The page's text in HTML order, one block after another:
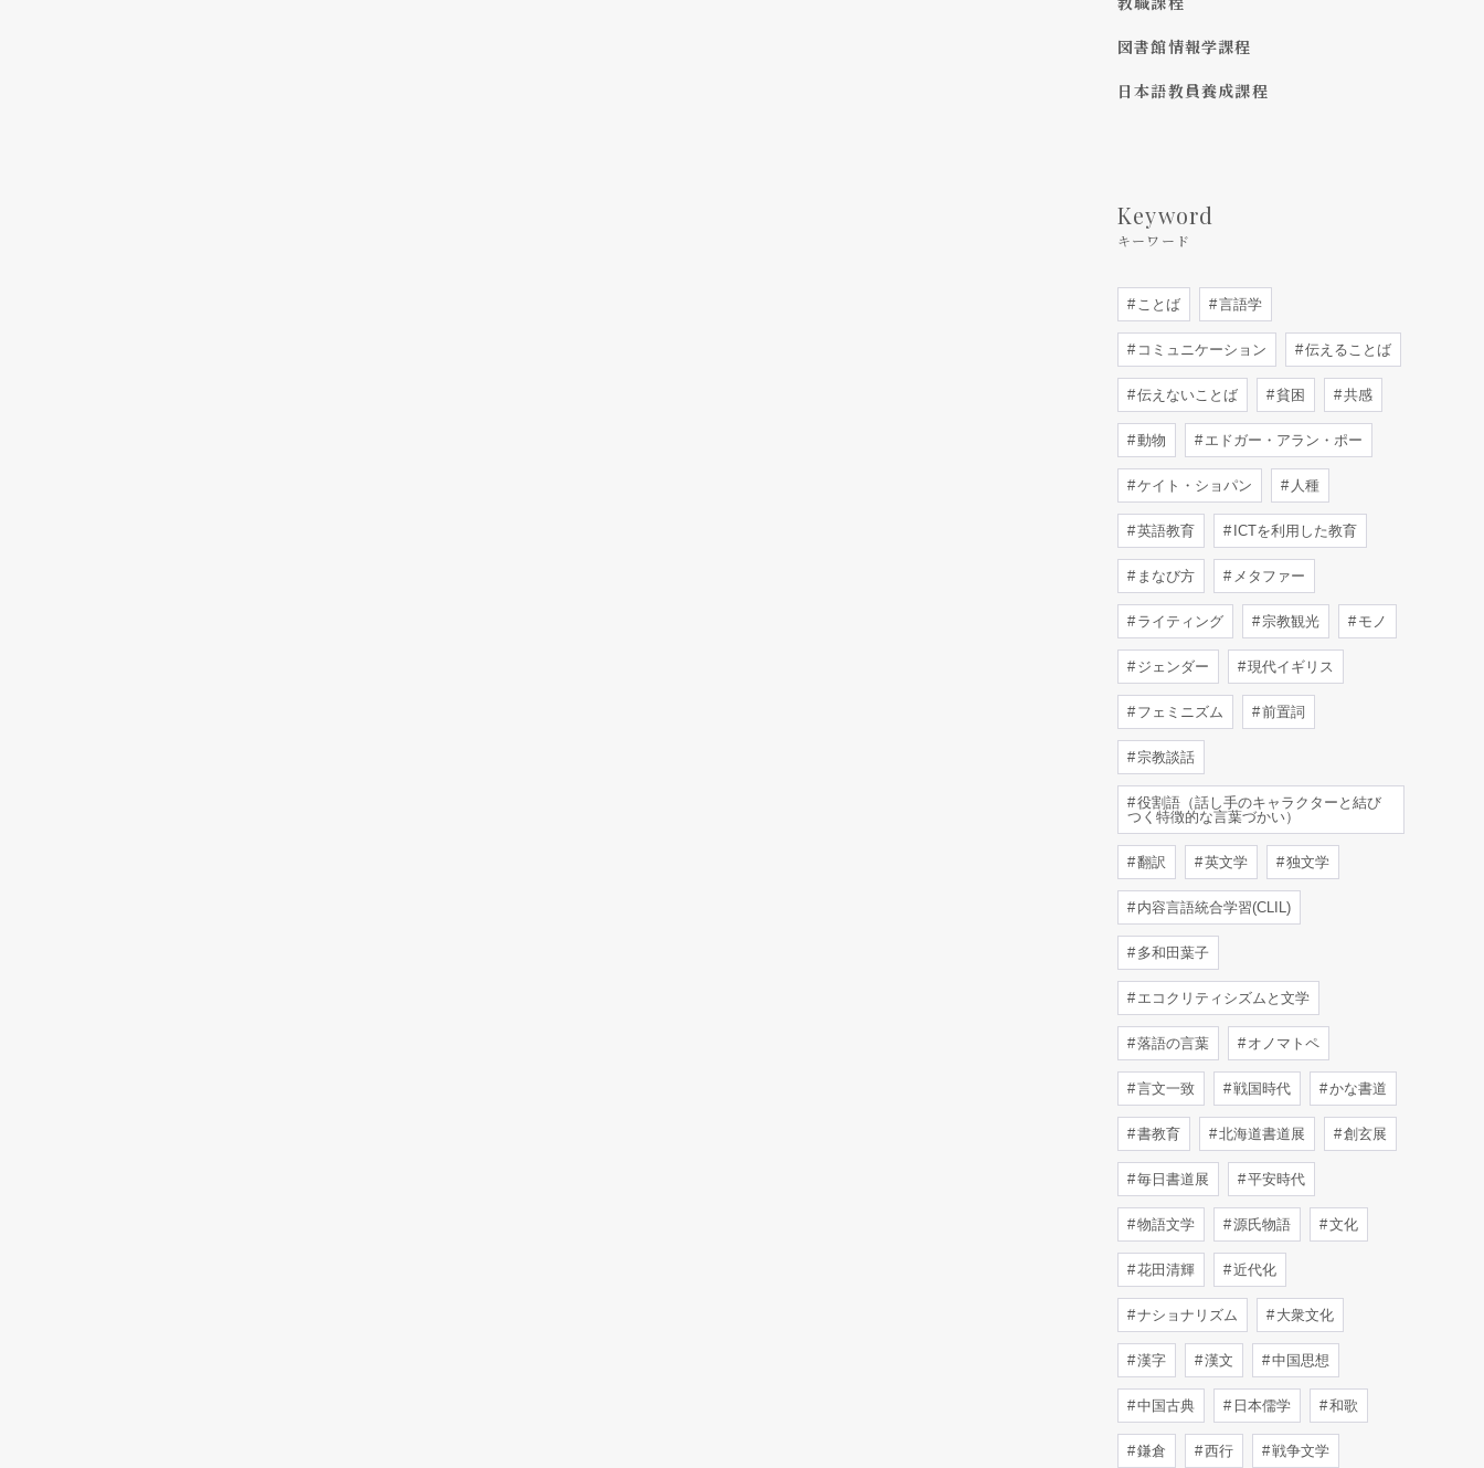
図書館情報学課程
日本語教員養成課程
Keyword
キーワード
ことば 言語学
コミュニケーション 伝えることば
伝えないことば 貧困 共感
動物 エドガー・アラン・ポー
ケイト・ショパン 人種
英語教育 ICTを利用した教育
まなび方 メタファー
ライティング 宗教観光 モノ
ジェンダー 現代イギリス
フェミニズム 前置詞
宗教談話
役割語（話し手のキャラクターと結び
つく特徴的な言葉づかい）
翻訳 英文学 独文学
内容言語統合学習(CLIL)
多和田葉子
エコクリティシズムと文学
落語の言葉 オノマトペ
言文一致 戦国時代 かな書道
書教育 北海道書道展 創玄展
毎日書道展 平安時代
物語文学 源氏物語 文化
花田清輝 近代化
ナショナリズム 大衆文化
漢字 漢文 中国思想
中国古典 日本儒学 和歌
鎌倉 西行 戦争文学